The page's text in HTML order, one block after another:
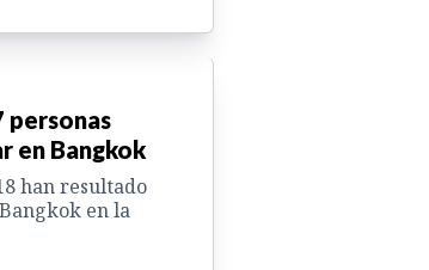
personas
en Bangkok
han resultado
en la